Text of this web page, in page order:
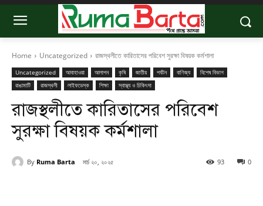
Home Uncategorized রাজস্থলীতে কারিতাসের পরিবেশ সুরক্ষা বিষয়ক কর্মশালা
Uncategorized আবাহাওয়া আলাপন কৃষি জাতীয় পর্যটন বাণিজ্য
বিশেষ বিভাগ
রাঙামাটি
রাজস্থলী লাইফডেস্ক শিক্ষা স্বাস্থ্য ও চিকিৎসা
রাজস্থলীতে কারিতাসের পরিবেশ
সুরক্ষা বিষয়ক কর্মশালা
By Ruma Barta মার্চ ২০, ২০২৫ 0
93